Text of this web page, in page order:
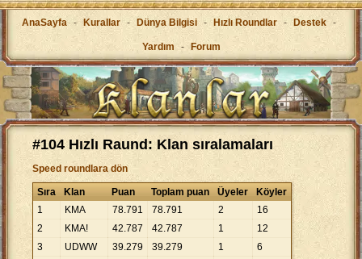
AnaSayfa - Kurallar - Dünya Bilgisi - Hızlı Roundlar - Destek -
Yardım - Forum
#104 Hızlı Raund: Klan sıralamaları
Speed roundlara dön
Sıra Klan Puan Toplam puan Üyeler
Köyler
1
KMA 78.791 78.791 2
16
2
KMA! 42.787 42.787 1
12
3
UDWW 39.279 39.279 1
6